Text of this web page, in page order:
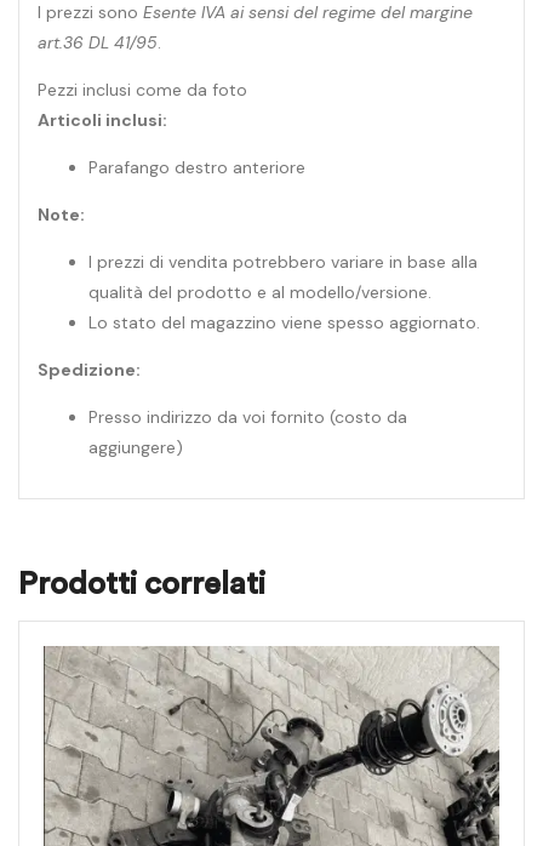
I prezzi sono Esente IVA ai sensi del regime del margine
art.36 DL 41/95.
Pezzi inclusi come da foto
Articoli inclusi:
Parafango destro anteriore
Note:
I prezzi di vendita potrebbero variare in base alla
qualità del prodotto e al modello/versione.
Lo stato del magazzino viene spesso aggiornato.
Spedizione:
Presso indirizzo da voi fornito (costo da
aggiungere)
Prodotti correlati